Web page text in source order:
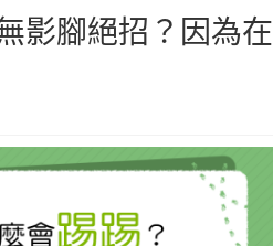
影腳絕招？因為在